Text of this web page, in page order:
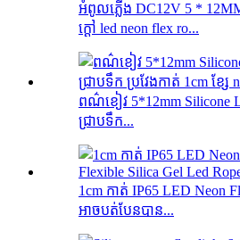
អំពូលភ្លើង DC12V 5 *
ក្តៅ led neon flex ro...
ពណ៌ខៀវ 5*12mm Silicone
ជ្រាបទឹក...
1cm កាត់ IP65 LED Neon
អាចបត់បែនបាន...